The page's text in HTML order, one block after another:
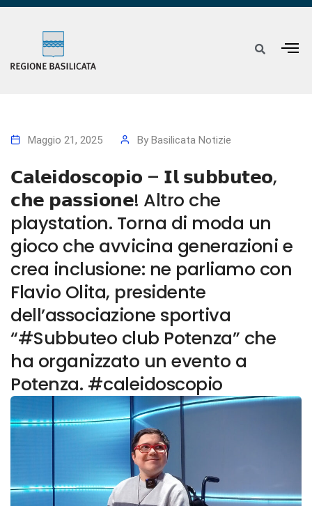
Maggio 21, 2025 By Basilicata Notizie
𝗖𝗮𝗹𝗲𝗶𝗱𝗼𝘀𝗰𝗼𝗽𝗶𝗼 – 𝗜𝗹 𝘀𝘂𝗯𝗯𝘂𝘁𝗲𝗼,
𝗰𝗵𝗲 𝗽𝗮𝘀𝘀𝗶𝗼𝗻𝗲! Altro che
playstation. Torna di moda un
gioco che avvicina generazioni e
crea inclusione: ne parliamo con
Flavio Olita, presidente
dell’associazione sportiva
“#Subbuteo club Potenza” che
ha organizzato un evento a
Potenza. #caleidoscopio